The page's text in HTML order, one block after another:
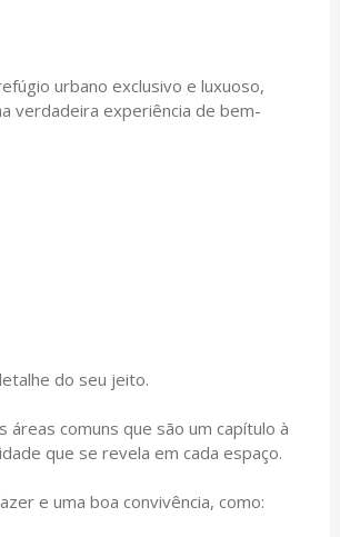
urbano exclusivo e luxuoso,
verdadeira experiência de bem-
do seu jeito.
comuns que são um capítulo à
que se revela em cada espaço.
e uma boa convivência, como: